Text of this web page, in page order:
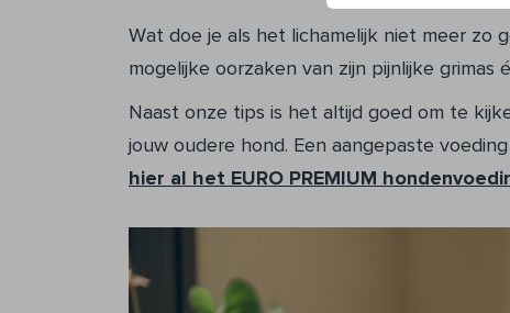
Wat doe je als het lichamelijk niet meer zo
mogelijke oorzaken van zijn pijnlijke grimas
Naast onze tips is het altijd goed om te
jouw oudere hond. Een aangepaste
hier al het EURO PREMIUM